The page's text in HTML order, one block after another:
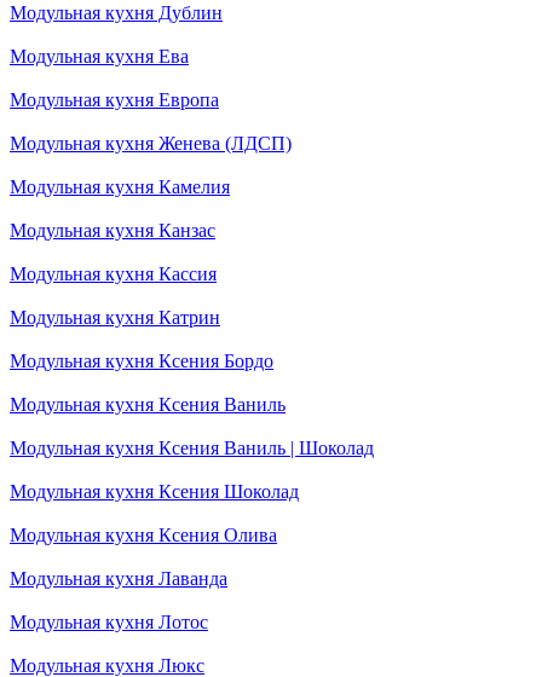
Модульная кухня Дублин
Модульная кухня Ева
Модульная кухня Европа
Модульная кухня Женева (ЛДСП)
Модульная кухня Камелия
Модульная кухня Канзас
Модульная кухня Кассия
Модульная кухня Катрин
Модульная кухня Ксения Бордо
Модульная кухня Ксения Ваниль
Модульная кухня Ксения Ваниль | Шоколад
Модульная кухня Ксения Шоколад
Модульная кухня Ксения Олива
Модульная кухня Лаванда
Модульная кухня Лотос
Модульная кухня Люкс